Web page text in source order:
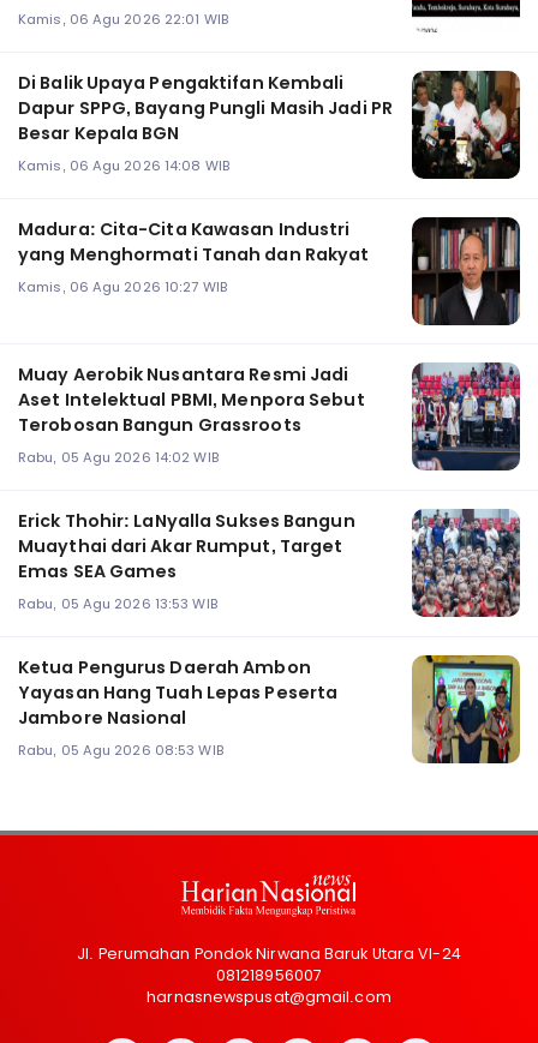
Kamis, 06 Agu 2026 22:01 WIB
Di Balik Upaya Pengaktifan Kembali
Dapur SPPG, Bayang Pungli Masih Jadi PR
Besar Kepala BGN
Kamis, 06 Agu 2026 14:08 WIB
Madura: Cita-Cita Kawasan Industri
yang Menghormati Tanah dan Rakyat
Kamis, 06 Agu 2026 10:27 WIB
Muay Aerobik Nusantara Resmi Jadi
Aset Intelektual PBMI, Menpora Sebut
Terobosan Bangun Grassroots
Rabu, 05 Agu 2026 14:02 WIB
Erick Thohir: LaNyalla Sukses Bangun
Muaythai dari Akar Rumput, Target
Emas SEA Games
Rabu, 05 Agu 2026 13:53 WIB
Ketua Pengurus Daerah Ambon
Yayasan Hang Tuah Lepas Peserta
Jambore Nasional
Rabu, 05 Agu 2026 08:53 WIB
Jl. Perumahan Pondok Nirwana Baruk Utara VI-24
081218956007
harnasnewspusat@gmail.com